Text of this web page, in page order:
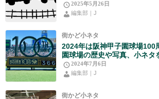
2025年5月26日
編集部｜J
街かど小ネタ
2024年は阪神甲子園球場100
園球場の歴史や写真、小ネタ
2024年7月6日
編集部｜J
街かど小ネタ